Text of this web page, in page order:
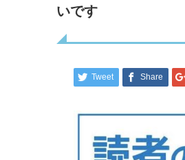
いです
Tweet Share